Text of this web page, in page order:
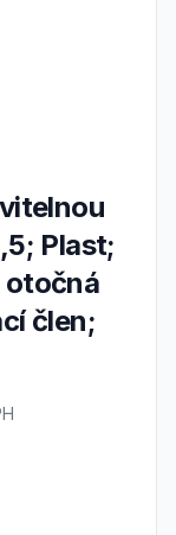
Plast;
otočná
člen;